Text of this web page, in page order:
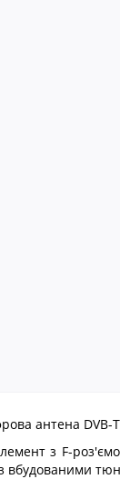
антена DVB-
з F-
вбудованими